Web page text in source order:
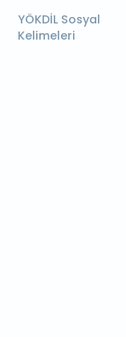
YÖKDİL Sosyal
Kelimeleri